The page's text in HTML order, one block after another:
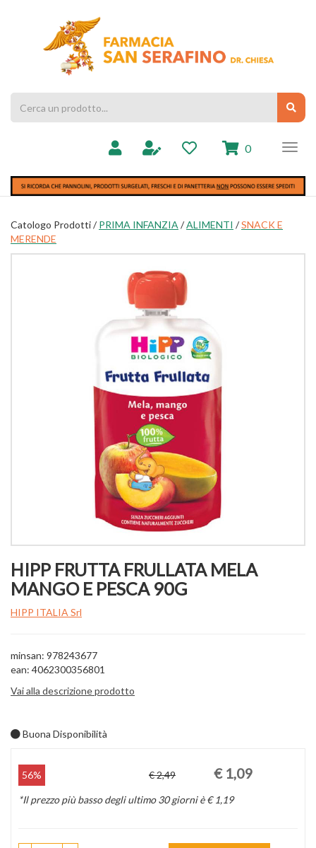
Prodotto
0 prodotti
inseriti
Catologo Prodotti /PRIMA INFANZIA /ALIMENTI /SNACK E
MERENDE
HIPP FRUTTA FRULLATA MELA
MANGO E PESCA 90G
HIPP ITALIA Srl
minsan: 978243677
ean: 4062300356801
Vai alla descrizione prodotto
Buona Disponibilità
Sconto
del
56% € 2,49
Prezzo
scontato
€ 1,09
*Il prezzo più basso degli ultimo 30 giorni è € 1,19